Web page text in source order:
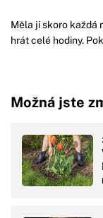
Měla ji skoro každá
hrát celé hodiny.
Možná jste